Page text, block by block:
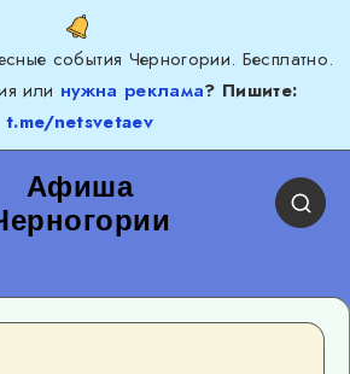
события Черногории. Бесплатно.
или нужна реклама? Пишите:
t.me/netsvetaev
Афиша